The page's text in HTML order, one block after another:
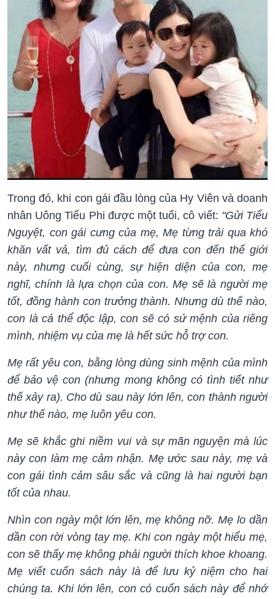
Trong đó, khi con gái đầu lòng của Hy Viên và doanh
nhân Uông Tiểu Phi được một tuổi, cô viết: "Gửi Tiểu
Nguyệt, con gái cưng của mẹ, Mẹ từng trải qua khó
khăn vất vả, tìm đủ cách để đưa con đến thế giới
này, nhưng cuối cùng, sự hiện diện của con, mẹ
nghĩ, chính là lựa chọn của con. Mẹ sẽ là người mẹ
tốt, đồng hành con trưởng thành. Nhưng dù thế nào,
con là cá thể độc lập, con sẽ có sứ mệnh của riêng
mình, nhiệm vụ của mẹ là hết sức hỗ trợ con.
Mẹ rất yêu con, bằng lòng dùng sinh mệnh của mình
để bảo vệ con (nhưng mong không có tình tiết như
thế xảy ra). Cho dù sau này lớn lên, con thành người
như thế nào, mẹ luôn yêu con.
Mẹ sẽ khắc ghi niềm vui và sự mãn nguyện mà lúc
này con làm mẹ cảm nhận. Mẹ ước sau này, mẹ và
con gái tình cảm sâu sắc và cũng là hai người bạn
tốt của nhau.
Nhìn con ngày một lớn lên, mẹ không nỡ. Mẹ lo dần
dần con rời vòng tay mẹ. Khi con ngày một hiểu mẹ,
con sẽ thấy mẹ không phải người thích khoe khoang.
Mẹ viết cuốn sách này là để lưu kỷ niệm cho hai
chúng ta. Khi lớn lên, con có cuốn sách này để nhớ